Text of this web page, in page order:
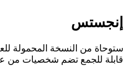
إنجستس
قابلة للجمع تضم شخصيات من